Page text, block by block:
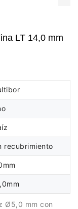
LT 14,0 mm
recubrimiento
Ø5,0 mm con